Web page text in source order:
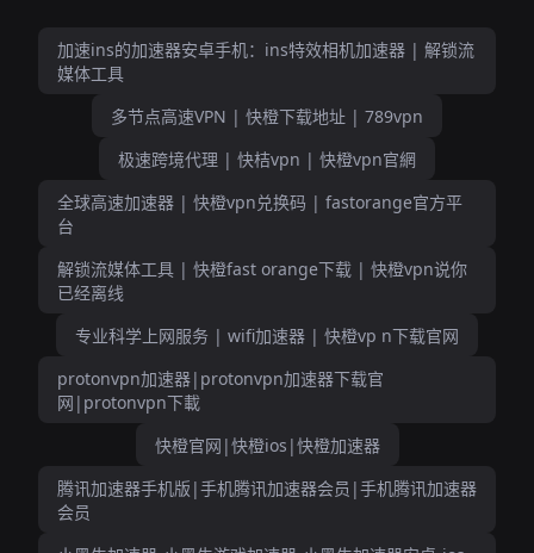
加速ins的加速器安卓手机：ins特效相机加速器 | 解锁流
媒体工具
多节点高速VPN | 快橙下载地址 | 789vpn
极速跨境代理 | 快桔vpn | 快橙vpn官網
全球高速加速器 | 快橙vpn兑换码 | fastorange官方平
台
解锁流媒体工具 | 快橙fast orange下载 | 快橙vpn说你
已经离线
专业科学上网服务 | wifi加速器 | 快橙vp n下载官网
protonvpn加速器|protonvpn加速器下载官
网|protonvpn下載
快橙官网|快橙ios|快橙加速器
腾讯加速器手机版|手机腾讯加速器会员|手机腾讯加速器
会员